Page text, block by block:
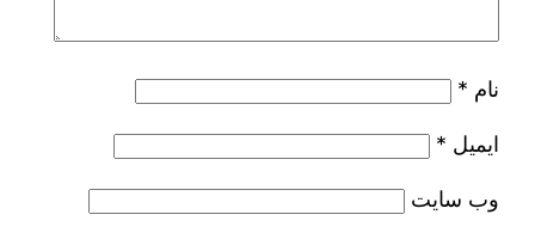
نام *
ایمیل *
وب‌ سایت